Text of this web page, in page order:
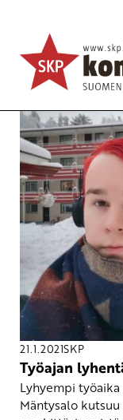
Lyhyempi
21.1.2021SKP
Työajan
Lyhyempi
Mäntysalo